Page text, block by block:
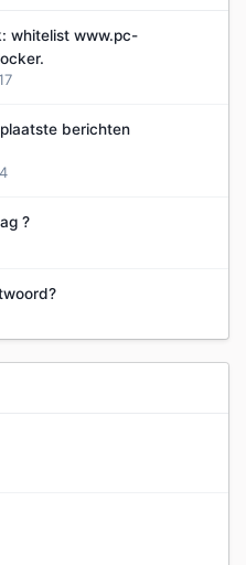
whitelist www.pc-
berichten
?